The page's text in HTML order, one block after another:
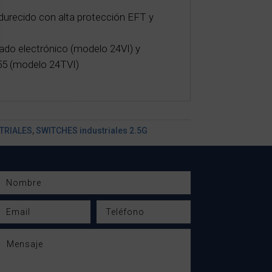
con alta protección EFT y
electrónico (modelo 24VI) y
(modelo 24TVI)
, SWITCHES industriales 2.5G